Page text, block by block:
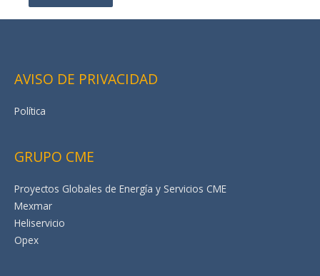
AVISO DE PRIVACIDAD
Política
GRUPO CME
Proyectos Globales de Energía y Servicios CME
Mexmar
Heliservicio
Opex